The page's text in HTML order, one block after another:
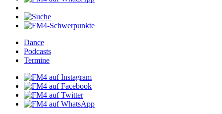
Dance
Podcasts
Termine